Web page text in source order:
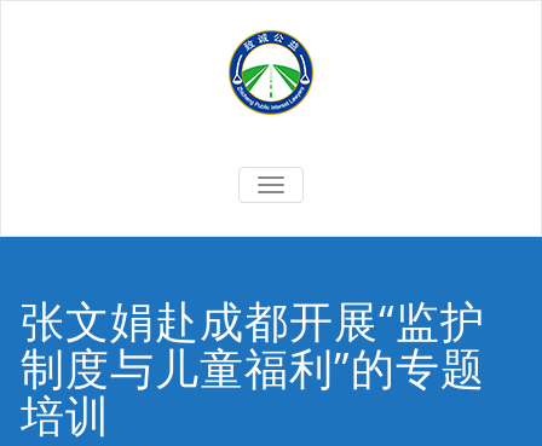
切
换
张文娟赴成都开展“监护
制度与儿童福利”的专题
培训